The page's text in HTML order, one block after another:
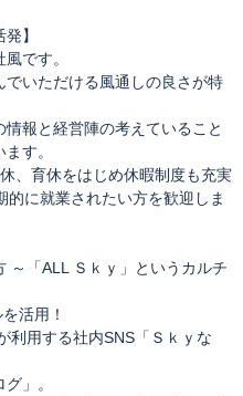
】
です。
いただける風通しの良さが特
報と経営陣の考えていること
す。
、育休をはじめ休暇制度も充実
的に就業されたい方を歓迎しま
～「ALL Ｓｋｙ」というカルチ
活用！
利用する社内SNS「Ｓｋｙな
」。